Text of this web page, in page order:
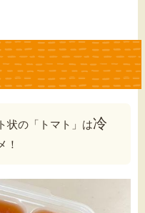
状の「トマト」は冷
！